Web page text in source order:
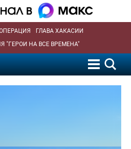
ГЛАВА ХАКАСИИ
"ГЕРОИ НА ВСЕ ВРЕМЕНА"